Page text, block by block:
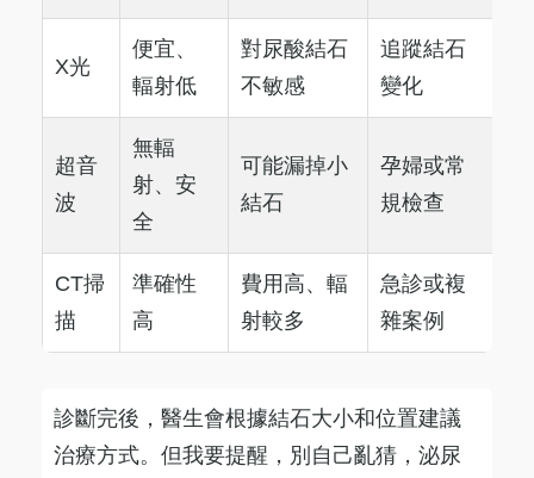
X光
便宜、
輻射低
對尿酸結石
不敏感
追蹤結石
變化
超音
波
無輻
射、安
全
可能漏掉小
結石
孕婦或常
規檢查
CT掃
描
準確性
高
費用高、輻
射較多
急診或複
雜案例
診斷完後，醫生會根據結石大小和位置建議
治療方式。但我要提醒，別自己亂猜，泌尿